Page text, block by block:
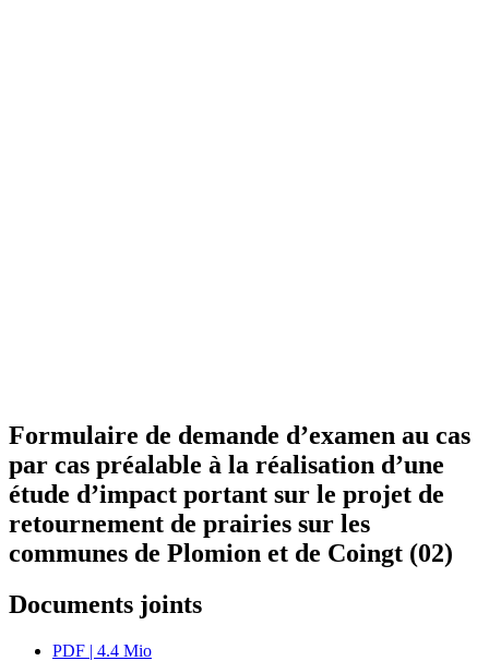
Formulaire de demande d’examen au cas
par cas préalable à la réalisation d’une
étude d’impact portant sur le projet de
retournement de prairies sur les
communes de Plomion et de Coingt (02)
Documents joints
PDF | 4.4 Mio